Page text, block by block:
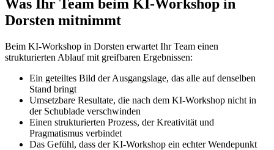
Was Ihr Team beim KI-Workshop in
Dorsten mitnimmt
Beim KI-Workshop in Dorsten erwartet Ihr Team einen
strukturierten Ablauf mit greifbaren Ergebnissen:
Ein geteiltes Bild der Ausgangslage, das alle auf denselben
Stand bringt
Umsetzbare Resultate, die nach dem KI-Workshop nicht in
der Schublade verschwinden
Einen strukturierten Prozess, der Kreativität und
Pragmatismus verbindet
Das Gefühl, dass der KI-Workshop ein echter Wendepunkt